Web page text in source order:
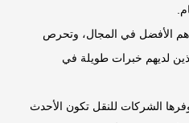
الأفضل في المجال، وتحرص
خبرات طويلة في
الشركات للنقل تكون الأحدث